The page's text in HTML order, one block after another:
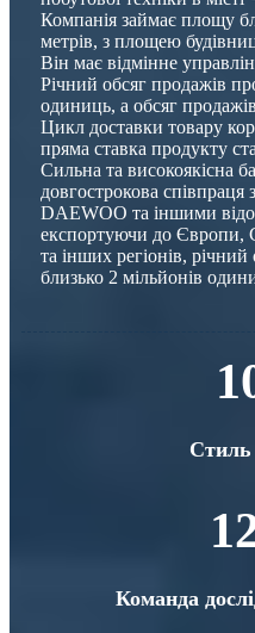
Компанія займає площу
метрів, з площею
Він має відмінне
Річний обсяг продажів
одиниць, а обсяг
Цикл доставки товару
пряма ставка продукту
Сильна та високоякісна
довгострокова
DAEWOO та іншими
експортуючи до Європи,
та інших регіонів,
близько 2 мільйонів
Стиль
Команда